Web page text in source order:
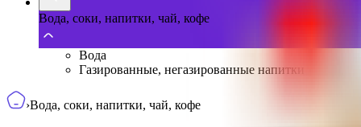
Вода, соки, напитки, чай, кофе
Вода
Газированные, негазированные напитки
›Вода, соки, напитки, чай, кофе